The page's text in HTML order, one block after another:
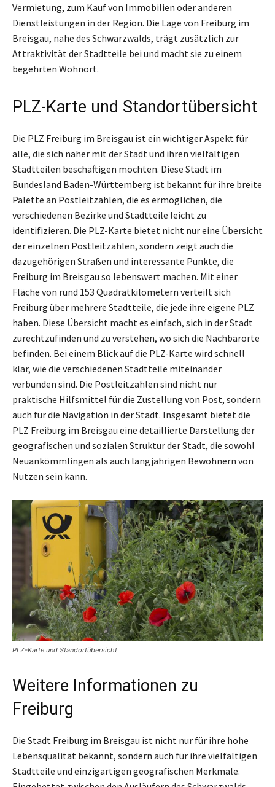
Vermietung, zum Kauf von Immobilien oder anderen
Dienstleistungen in der Region. Die Lage von Freiburg im
Breisgau, nahe des Schwarzwalds, trägt zusätzlich zur
Attraktivität der Stadtteile bei und macht sie zu einem
begehrten Wohnort.
PLZ-Karte und Standortübersicht
Die PLZ Freiburg im Breisgau ist ein wichtiger Aspekt für
alle, die sich näher mit der Stadt und ihren vielfältigen
Stadtteilen beschäftigen möchten. Diese Stadt im
Bundesland Baden-Württemberg ist bekannt für ihre breite
Palette an Postleitzahlen, die es ermöglichen, die
verschiedenen Bezirke und Stadtteile leicht zu
identifizieren. Die PLZ-Karte bietet nicht nur eine Übersicht
der einzelnen Postleitzahlen, sondern zeigt auch die
dazugehörigen Straßen und interessante Punkte, die
Freiburg im Breisgau so lebenswert machen. Mit einer
Fläche von rund 153 Quadratkilometern verteilt sich
Freiburg über mehrere Stadtteile, die jede ihre eigene PLZ
haben. Diese Übersicht macht es einfach, sich in der Stadt
zurechtzufinden und zu verstehen, wo sich die Nachbarorte
befinden. Bei einem Blick auf die PLZ-Karte wird schnell
klar, wie die verschiedenen Stadtteile miteinander
verbunden sind. Die Postleitzahlen sind nicht nur
praktische Hilfsmittel für die Zustellung von Post, sondern
auch für die Navigation in der Stadt. Insgesamt bietet die
PLZ Freiburg im Breisgau eine detaillierte Darstellung der
geografischen und sozialen Struktur der Stadt, die sowohl
Neuankömmlingen als auch langjährigen Bewohnern von
Nutzen sein kann.
PLZ-Karte und Standortübersicht
Weitere Informationen zu
Freiburg
Die Stadt Freiburg im Breisgau ist nicht nur für ihre hohe
Lebensqualität bekannt, sondern auch für ihre vielfältigen
Stadtteile und einzigartigen geografischen Merkmale.